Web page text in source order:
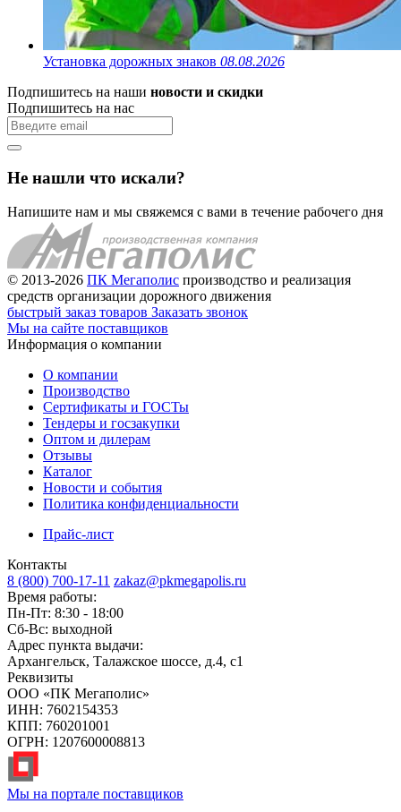
Установка дорожных знаков 08.08.2026
Подпишитесь на наши новости и скидки
Подпишитесь на нас
Не нашли что искали?
Напишите нам и мы свяжемся с вами в течение рабочего дня
© 2013-2026 ПК Мегаполис производство и реализация
средств организации дорожного движения
быстрый заказ товаров Заказать звонок
Мы на сайте поставщиков
Информация о компании
О компании
Производство
Сертификаты и ГОСТы
Тендеры и госзакупки
Оптом и дилерам
Отзывы
Каталог
Новости и события
Политика конфиденциальности
Прайс-лист
Контакты
8 (800) 700-17-11 zakaz@pkmegapolis.ru
Время работы:
Пн-Пт: 8:30 - 18:00
Сб-Вс: выходной
Адрес пункта выдачи:
Архангельск, Талажское шоссе, д.4, с1
Реквизиты
ООО «ПК Мегаполис»
ИНН: 7602154353
КПП: 760201001
ОГРН: 1207600008813
Мы на портале поставщиков